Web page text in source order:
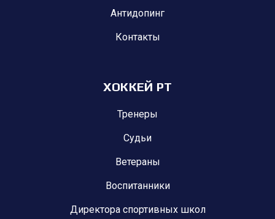
Антидопинг
Контакты
ХОККЕЙ РТ
Тренеры
Судьи
Ветераны
Воспитанники
Директора спортивных школ